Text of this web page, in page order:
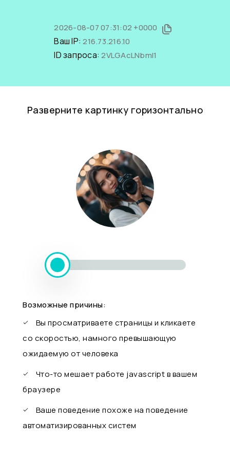
2026-08-07 07:31:02 +0000
Ваш IP:216.73.216.10
ID запроса:2VLGAcLNbmI1
Разверните картинку горизонтально
Возможные причины:
Вы просматриваете страницы и кликаете
со скоростью, намного превышающую
ожидаемую от человека
Что-то мешает работе javascript в вашем
браузере
Ваше поведение похоже на поведение
автоматизированных систем